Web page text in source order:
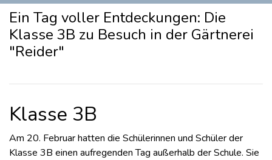
Ein Tag voller Entdeckungen: Die
Klasse 3B zu Besuch in der Gärtnerei
"Reider"
Klasse 3B
Am 20. Februar hatten die Schülerinnen und Schüler der
Klasse 3B einen aufregenden Tag außerhalb der Schule. Sie